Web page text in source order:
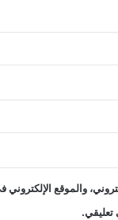
والموقع الإلكتروني
تعليقي.